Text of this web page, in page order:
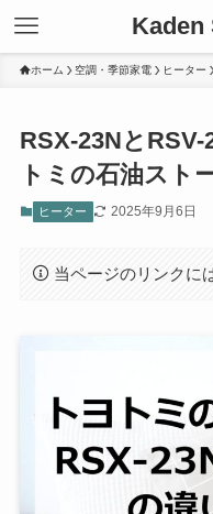
Kaden
ホーム 空調・季節家電 ヒーター
RSX-23Nと
トミの石油スト
ヒーター 2025年9月6日
当ページのリンクに